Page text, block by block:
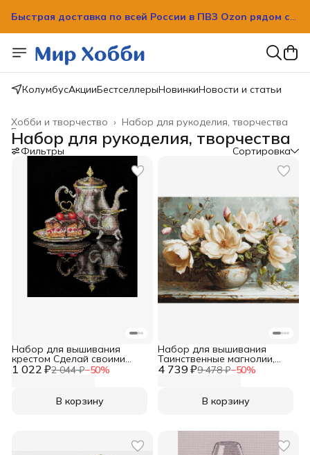
Быстрая доставка по всей России в ПВЗ Ozon рядом с
КолумбусАкцииБестселлерыНовинкиНовости и статьи
Набор для рукоделия, творчества
Хобби и творчество ›
Главная
Набор для рукоделия, творчества
Фильтры Сортировка
1 022 ₽2 044 ₽−50%
Набор для вышивания
крестом Сделай своими
руками, вышивка крестиком
В корзину
4 739 ₽9 478 ₽−50%
Набор для вышивания
Таинственные магнолии,
42х32 см, вышивка крестом
В корзину